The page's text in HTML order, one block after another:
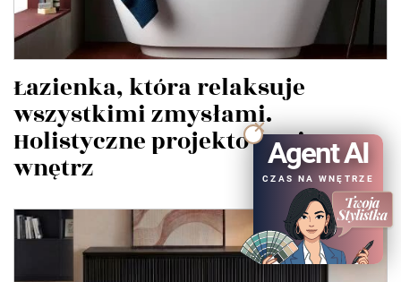
Łazienka, która relaksuje
wszystkimi zmysłami.
Holistyczne projektowanie
wnętrz Agent AI
CZAS NA WNĘTRZE